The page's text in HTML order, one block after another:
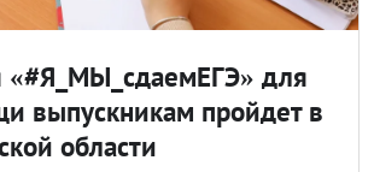
«#Я_МЫ_сдаемЕГЭ» для
выпускникам пройдет в
области